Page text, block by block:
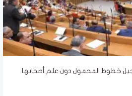
خطوط المحمول دون علم أصحابها